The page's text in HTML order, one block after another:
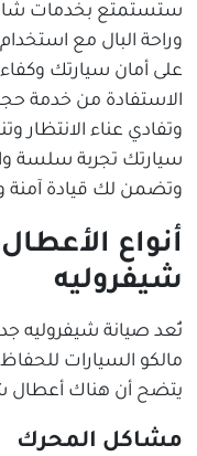
ستستمتع بخدمات
وراحة البال مع
على أمان سيارتك
الاستفادة من خدمة
وتفادي عناء الانتظار
سيارتك تجربة سلسة
وتضمن لك قيادة آمنة
أنواع
شيفروليه
تُعد صيانة شيفروليه
مالكو السيارات للحفاظ
يتضح أن هناك أعطال
مشاكل المحرك